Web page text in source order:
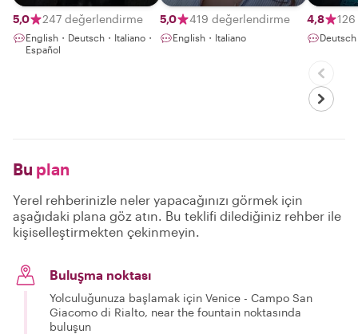
5,0 247 değerlendirme
English・Deutsch・Italiano・
Español
5,0 419 değerlendirme
English・Italiano
4,8
Bu plan
Yerel rehberinizle neler yapacağınızı görmek için
aşağıdaki plana göz atın. Bu teklifi dilediğiniz rehber ile
kişiselleştirmekten çekinmeyin.
Buluşma noktası
Yolculuğunuza başlamak için Venice - Campo San
Giacomo di Rialto, near the fountain noktasında
buluşun